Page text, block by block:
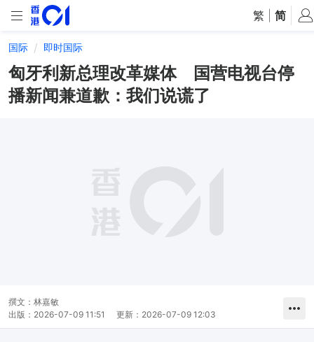
繁 简
国际 即时国际
匈牙利新总理改革媒体 国营电视台停
播新闻兼道歉：我们说谎了
撰文： 林嘉敏
出版： 2026-07-09 11:51 更新： 2026-07-09 12:03